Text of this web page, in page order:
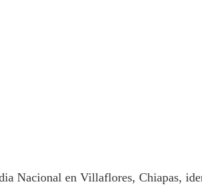
Nacional en Villaflores, Chiapas,